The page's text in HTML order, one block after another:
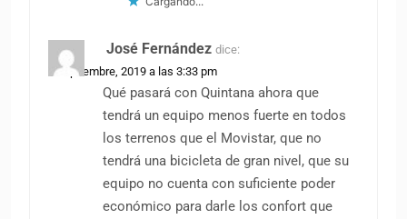
José Fernández dice:
2 septiembre, 2019 a las 3:33 pm
Qué pasará con Quintana ahora que
tendrá un equipo menos fuerte en todos
los terrenos que el Movistar, que no
tendrá una bicicleta de gran nivel, que su
equipo no cuenta con suficiente poder
económico para darle los confort que